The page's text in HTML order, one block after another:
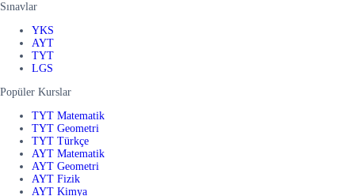
Sınavlar
YKS
AYT
TYT
LGS
Popüler Kurslar
TYT Matematik
TYT Geometri
TYT Türkçe
AYT Matematik
AYT Geometri
AYT Fizik
AYT Kimya